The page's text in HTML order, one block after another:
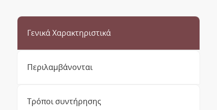
Γενικά Χαρακτηριστικά
Περιλαμβάνονται
Τρόποι συντήρησης